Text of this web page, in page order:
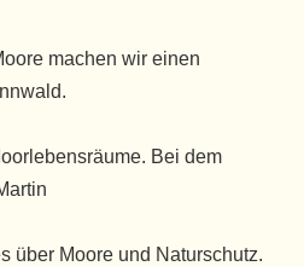
machen wir einen
Bei dem
über Moore und Naturschutz.